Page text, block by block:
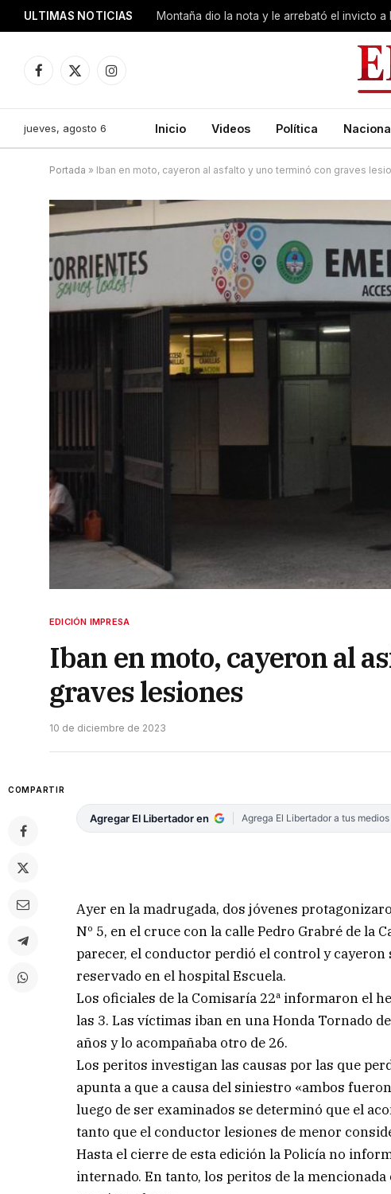
ULTIMAS NOTICIAS Montaña dio la nota y le arrebató el invicto a
Facebook
X
Instagram
jueves, agosto 6 Inicio Videos Política
Portada » Iban en moto, cayeron al asfalto y uno terminó con graves
EDICIÓN IMPRESA
Iban en moto, cayeron al
graves lesiones
10 de diciembre de 2023
COMPARTIR
Agregar El Libertador en Agrega El Libertador a tus
Ayer en la madrugada, dos jóvenes
Nº 5, en el cruce con la calle Pedro Grabré de la
parecer, el conductor perdió el control y
reservado en el hospital Escuela.
Los oficiales de la Comisaría 22ª informaron el
las 3. Las víctimas iban en una Honda Tornado
años y lo acompañaba otro de 26.
Los peritos investigan las causas por las que
apunta a que a causa del siniestro «ambos
luego de ser examinados se determinó que el
tanto que el conductor lesiones de menor
Hasta el cierre de esta edición la Policía no
internado. En tanto, los peritos de la